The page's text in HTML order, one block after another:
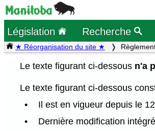
Législation Recherche
★ Réorganisation du site ★
Le texte figurant ci-dessous n'a
Le texte figurant ci-dessous
Il est en vigueur depuis le
Dernière modification